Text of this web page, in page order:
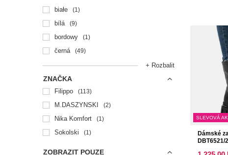
białe 1
bílá 9
bordowy 1
černá 49
+ Rozbalit
ZNAČKA
Filippo 113
M.DASZYŃSKI 2
Nika Komfort 1
Sokolski 1
ZOBRAZIT POUZE
SLEVOVÁ
Dámské
DBT6521/